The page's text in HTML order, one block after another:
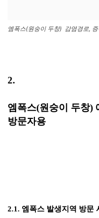
엠폭스(원숭이 두창) 감염경로,
2.
엠폭스(원숭이 두창)
방문자용
2.1. 엠폭스 발생지역 방문